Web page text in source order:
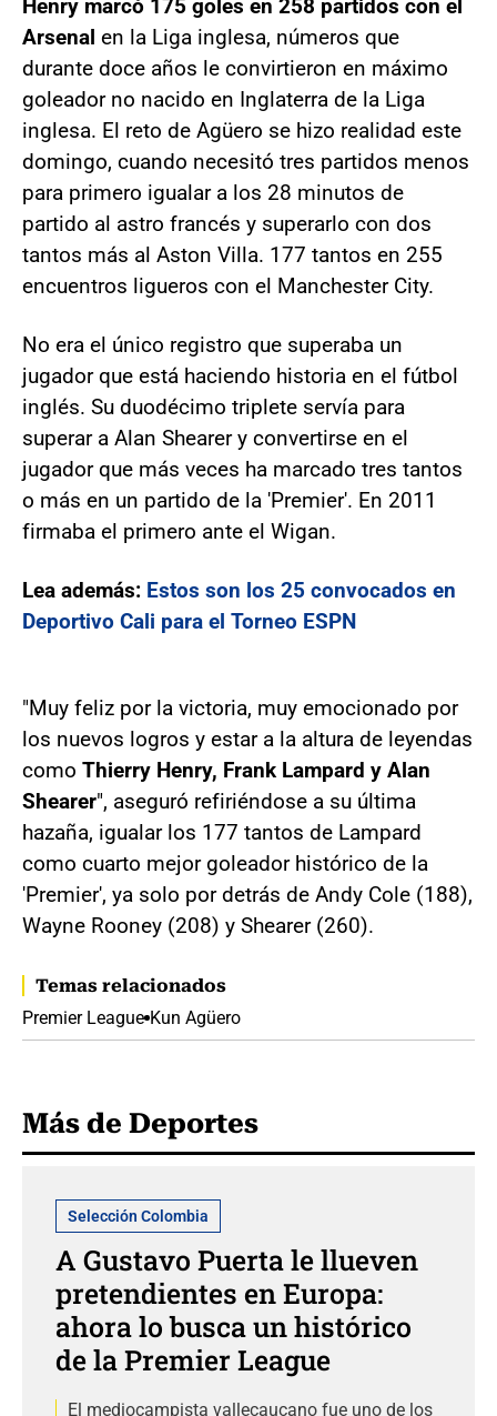
Henry marcó 175 goles en 258 partidos con el
Arsenal en la Liga inglesa, números que
durante doce años le convirtieron en máximo
goleador no nacido en Inglaterra de la Liga
inglesa. El reto de Agüero se hizo realidad este
domingo, cuando necesitó tres partidos menos
para primero igualar a los 28 minutos de
partido al astro francés y superarlo con dos
tantos más al Aston Villa. 177 tantos en 255
encuentros ligueros con el Manchester City.
No era el único registro que superaba un
jugador que está haciendo historia en el fútbol
inglés. Su duodécimo triplete servía para
superar a Alan Shearer y convertirse en el
jugador que más veces ha marcado tres tantos
o más en un partido de la 'Premier'. En 2011
firmaba el primero ante el Wigan.
Lea además: Estos son los 25 convocados en
Deportivo Cali para el Torneo ESPN
"Muy feliz por la victoria, muy emocionado por
los nuevos logros y estar a la altura de leyendas
como Thierry Henry, Frank Lampard y Alan
Shearer", aseguró refiriéndose a su última
hazaña, igualar los 177 tantos de Lampard
como cuarto mejor goleador histórico de la
'Premier', ya solo por detrás de Andy Cole (188),
Wayne Rooney (208) y Shearer (260).
Temas relacionados
Premier League Kun Agüero
Más de Deportes
Selección Colombia
A Gustavo Puerta le llueven
pretendientes en Europa:
ahora lo busca un histórico
de la Premier League
El mediocampista vallecaucano fue uno de los